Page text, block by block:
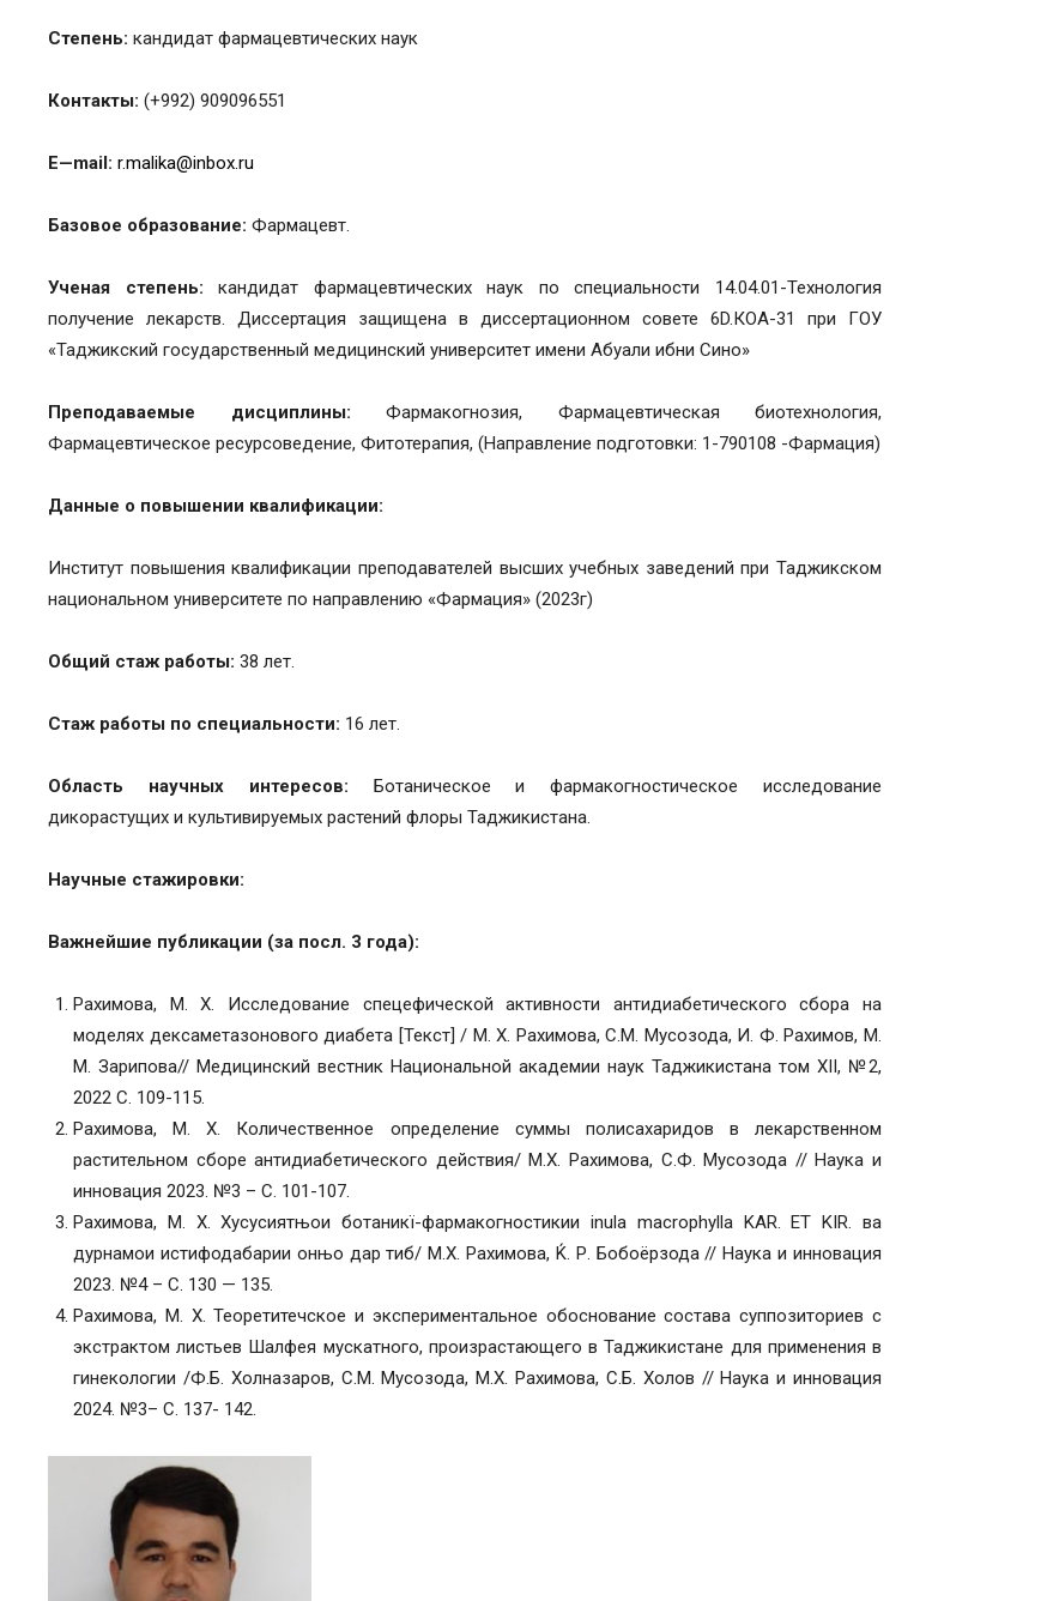
Степень: кандидат фармацевтических наук
Контакты: (+992) 909096551
E—mail: r.malika@inbox.ru
Базовое образование: Фармацевт.
Ученая степень: кандидат фармацевтических наук по специальности 14.04.01-Технология
получение лекарств. Диссертация защищена в диссертационном совете 6D.КОА-31 при ГОУ
«Таджикский государственный медицинский университет имени Абуали ибни Сино»
Преподаваемые дисциплины: Фармакогнозия, Фармацевтическая биотехнология,
Фармацевтическое ресурсоведение, Фитотерапия, (Направление подготовки: 1-790108 -Фармация)
Данные о повышении квалификации:
Институт повышения квалификации преподавателей высших учебных заведений при Таджикском
национальном университете по направлению «Фармация» (2023г)
Общий стаж работы: 38 лет.
Стаж работы по специальности: 16 лет.
Область научных интересов: Ботаническое и фармакогностическое исследование
дикорастущих и культивируемых растений флоры Таджикистана.
Научные стажировки:
Важнейшие публикации (за посл. 3 года):
Рахимова, М. Х. Исследование спецефической активности антидиабетического сбора на
моделях дексаметазонового диабета [Текст] / М. Х. Рахимова, С.М. Мусозода, И. Ф. Рахимов, М.
М. Зарипова// Медицинский вестник Национальной академии наук Таджикистана том XII, №2,
2022 С. 109-115.
Рахимова, М. Х. Количественное определение суммы полисахаридов в лекарственном
растительном сборе антидиабетического действия/ М.Х. Рахимова, С.Ф. Мусозода // Наука и
инновация 2023. №3 – С. 101-107.
Рахимова, М. Х. Хусусиятњои ботаникї-фармакогностикии inula macrophylla KAR. ET KIR. ва
дурнамои истифодабарии онњо дар тиб/ М.Х. Рахимова, Ќ. Р. Бобоёрзода // Наука и инновация
2023. №4 – С. 130 — 135.
Рахимова, М. Х. Теоретитечское и экспериментальное обоснование состава суппозиториев с
экстрактом листьев Шалфея мускатного, произрастающего в Таджикистане для применения в
гинекологии /Ф.Б. Холназаров, С.М. Мусозода, М.Х. Рахимова, С.Б. Холов // Наука и инновация
2024. №3– С. 137- 142.